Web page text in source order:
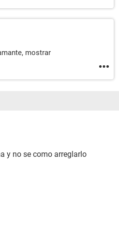
mostrar
y no se como arreglarlo